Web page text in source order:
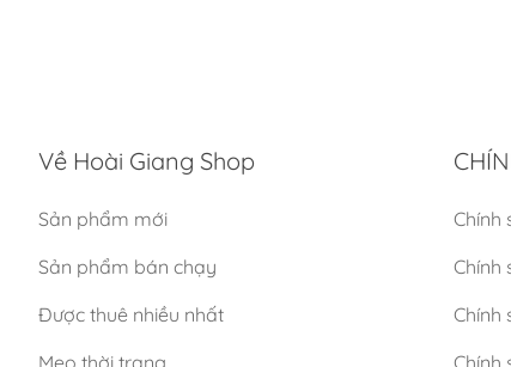
Về Hoài Giang Shop
Sản phẩm mới
Sản phẩm bán chạy
Được thuê nhiều nhất
Mẹo thời trang
Chính
Chính
Chính
Chính